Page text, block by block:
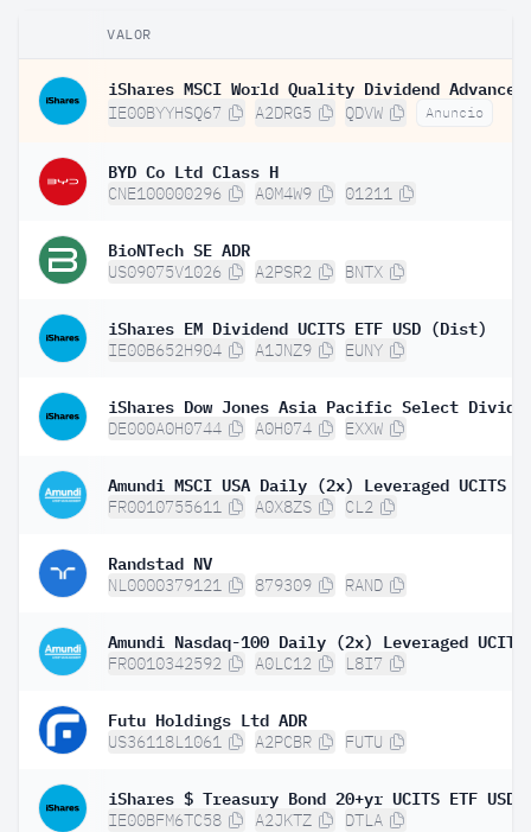
VALOR
IE00BYYHSQ67 A2DRG5 QDVW Anuncio
BYD Co Ltd Class H
CNE100000296 A0M4W9 01211
BioNTech SE ADR
US09075V1026 A2PSR2 BNTX
iShares EM Dividend UCITS ETF USD (Dist)
IE00B652H904 A1JNZ9 EUNY
DE000A0H0744 A0H074 EXXW
FR0010755611 A0X8ZS CL2
Randstad NV
NL0000379121 879309 RAND
FR0010342592 A0LC12 L8I7
Futu Holdings Ltd ADR
US36118L1061 A2PCBR FUTU
IE00BFM6TC58 A2JKTZ DTLA